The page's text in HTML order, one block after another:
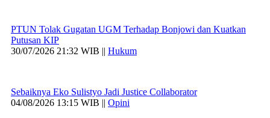
PTUN Tolak Gugatan UGM Terhadap Bonjowi dan Kuatkan
Putusan KIP
30/07/2026 21:32 WIB || Hukum
Sebaiknya Eko Sulistyo Jadi Justice Collaborator
04/08/2026 13:15 WIB || Opini